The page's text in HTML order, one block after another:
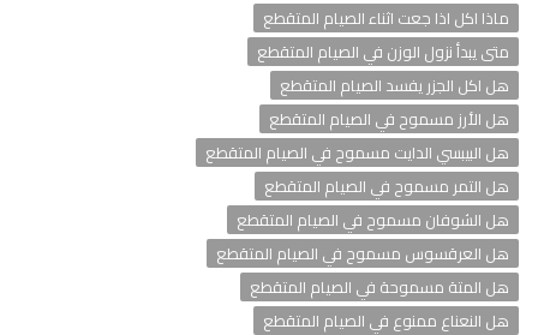
ماذا اكل اذا جعت اثناء الصيام المتقطع
متى يبدأ نزول الوزن في الصيام المتقطع
هل اكل الجزر يفسد الصيام المتقطع
هل الأرز مسموح في الصيام المتقطع
هل البيبسي الدايت مسموح في الصيام المتقطع
هل التمر مسموح في الصيام المتقطع
هل الشوفان مسموح في الصيام المتقطع
هل العرقسوس مسموح في الصيام المتقطع
هل المتة مسموحة في الصيام المتقطع
هل النعناع ممنوع في الصيام المتقطع